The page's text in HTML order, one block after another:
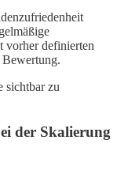
vorher definierten
sichtbar zu
der Skalierung